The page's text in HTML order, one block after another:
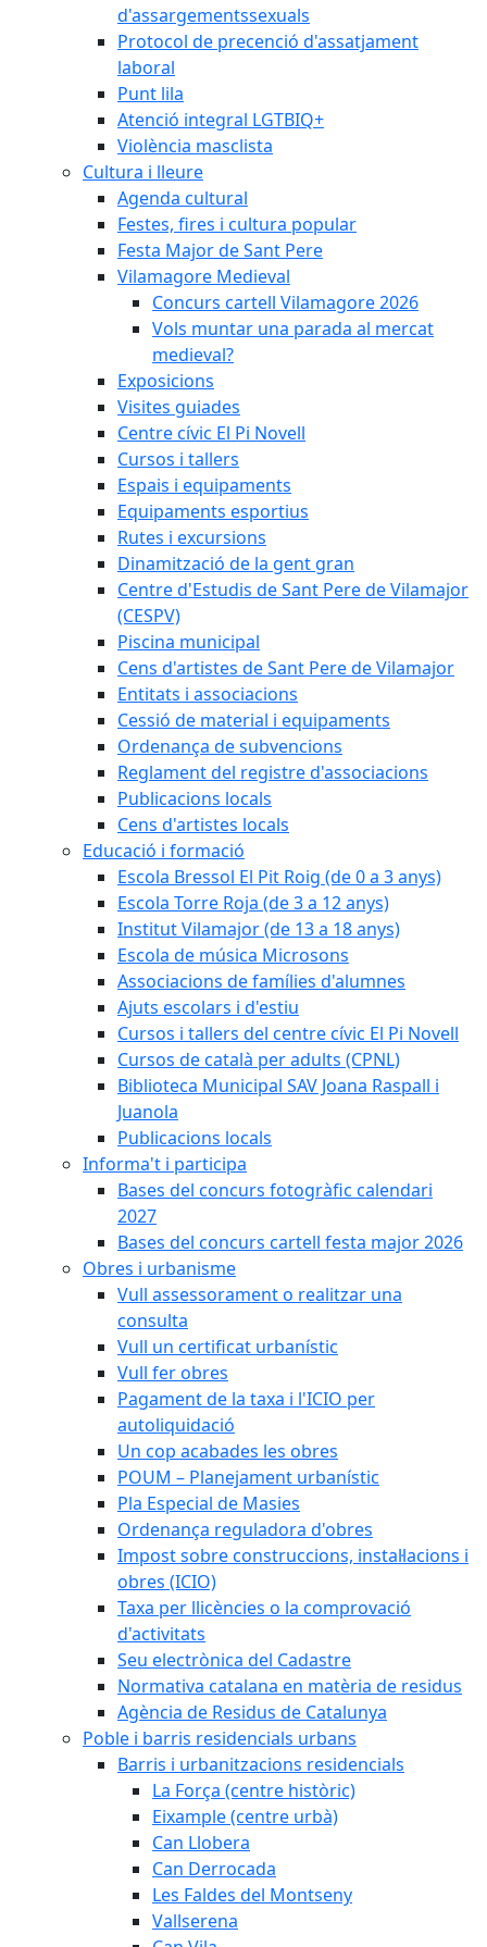
d'assargementssexuals
Protocol de precenció d'assatjament
laboral
Punt lila
Atenció integral LGTBIQ+
Violència masclista
Cultura i lleure
Agenda cultural
Festes, fires i cultura popular
Festa Major de Sant Pere
Vilamagore Medieval
Concurs cartell Vilamagore 2026
Vols muntar una parada al mercat
medieval?
Exposicions
Visites guiades
Centre cívic El Pi Novell
Cursos i tallers
Espais i equipaments
Equipaments esportius
Rutes i excursions
Dinamització de la gent gran
Centre d'Estudis de Sant Pere de Vilamajor
(CESPV)
Piscina municipal
Cens d'artistes de Sant Pere de Vilamajor
Entitats i associacions
Cessió de material i equipaments
Ordenança de subvencions
Reglament del registre d'associacions
Publicacions locals
Cens d'artistes locals
Educació i formació
Escola Bressol El Pit Roig (de 0 a 3 anys)
Escola Torre Roja (de 3 a 12 anys)
Institut Vilamajor (de 13 a 18 anys)
Escola de música Microsons
Associacions de famílies d'alumnes
Ajuts escolars i d'estiu
Cursos i tallers del centre cívic El Pi Novell
Cursos de català per adults (CPNL)
Biblioteca Municipal SAV Joana Raspall i
Juanola
Publicacions locals
Informa't i participa
Bases del concurs fotogràfic calendari
2027
Bases del concurs cartell festa major 2026
Obres i urbanisme
Vull assessorament o realitzar una
consulta
Vull un certificat urbanístic
Vull fer obres
Pagament de la taxa i l'ICIO per
autoliquidació
Un cop acabades les obres
POUM – Planejament urbanístic
Pla Especial de Masies
Ordenança reguladora d'obres
Impost sobre construccions, instal·lacions i
obres (ICIO)
Taxa per llicències o la comprovació
d'activitats
Seu electrònica del Cadastre
Normativa catalana en matèria de residus
Agència de Residus de Catalunya
Poble i barris residencials urbans
Barris i urbanitzacions residencials
La Força (centre històric)
Eixample (centre urbà)
Can Llobera
Can Derrocada
Les Faldes del Montseny
Vallserena